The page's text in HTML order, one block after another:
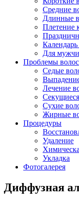
Средние
Длинные
Плетение
Для
Проблемы волос
Седые
Лечение
Сухие
Жирные
Процедуры
Удаление
Укладка
Фотогалерея
Диффузная